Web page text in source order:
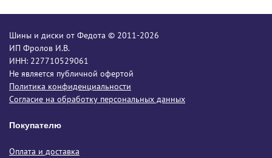
Шины и диски от Федота © 2011-2026
ИП Фролов И.В.
ИНН: 227710529061
Не является публичной офертой
Политика конфиденциальности
Согласие на обработку персональных данных
Покупателю
Оплата и доставка